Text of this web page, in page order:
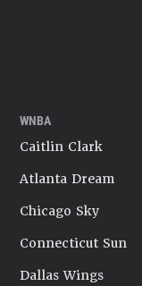
WNBA
Caitlin Clark
Atlanta Dream
Chicago Sky
Connecticut Sun
Dallas Wings